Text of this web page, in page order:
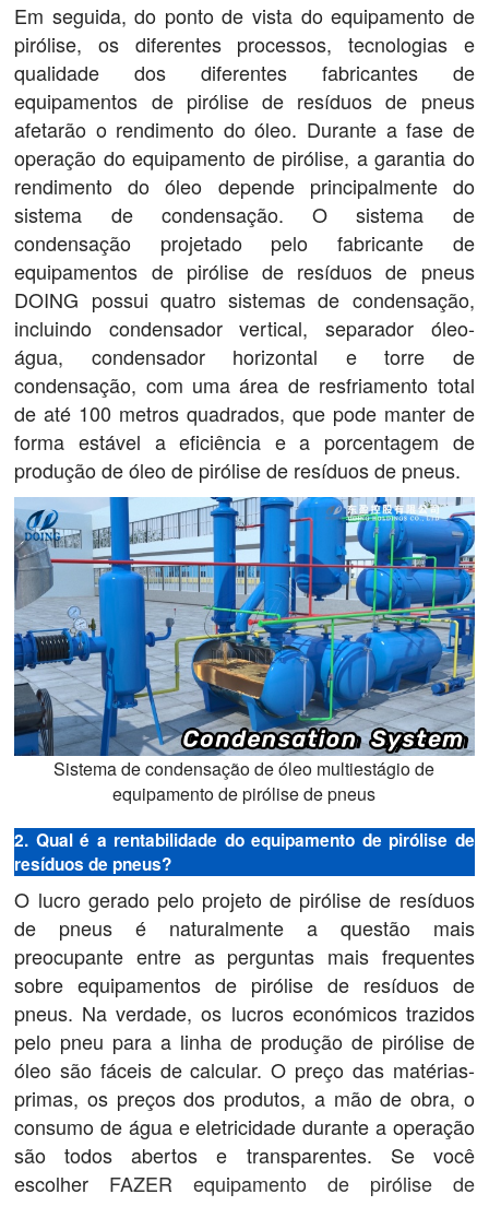
Em seguida, do ponto de vista do equipamento de
pirólise, os diferentes processos, tecnologias e
qualidade dos diferentes fabricantes de
equipamentos de pirólise de resíduos de pneus
afetarão o rendimento do óleo. Durante a fase de
operação do equipamento de pirólise, a garantia do
rendimento do óleo depende principalmente do
sistema de condensação. O sistema de
condensação projetado pelo fabricante de
equipamentos de pirólise de resíduos de pneus
DOING possui quatro sistemas de condensação,
incluindo condensador vertical, separador óleo-
água, condensador horizontal e torre de
condensação, com uma área de resfriamento total
de até 100 metros quadrados, que pode manter de
forma estável a eficiência e a porcentagem de
produção de óleo de pirólise de resíduos de pneus.
Sistema de condensação de óleo multiestágio de
equipamento de pirólise de pneus
2. Qual é a rentabilidade do equipamento de pirólise de
resíduos de pneus?
O lucro gerado pelo projeto de pirólise de resíduos
de pneus é naturalmente a questão mais
preocupante entre as perguntas mais frequentes
sobre equipamentos de pirólise de resíduos de
pneus. Na verdade, os lucros económicos trazidos
pelo pneu para a linha de produção de pirólise de
óleo são fáceis de calcular. O preço das matérias-
primas, os preços dos produtos, a mão de obra, o
consumo de água e eletricidade durante a operação
são todos abertos e transparentes. Se você
escolher FAZER equipamento de pirólise de